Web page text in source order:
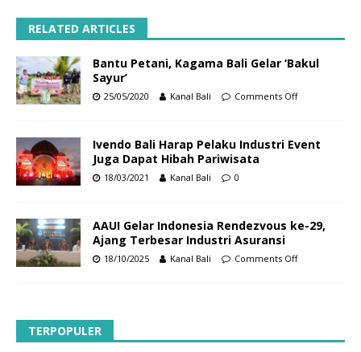
RELATED ARTICLES
Bantu Petani, Kagama Bali Gelar ‘Bakul
Sayur’
25/05/2020 Kanal Bali Comments Off
Ivendo Bali Harap Pelaku Industri Event
Juga Dapat Hibah Pariwisata
18/03/2021 Kanal Bali 0
AAUI Gelar Indonesia Rendezvous ke-29,
Ajang Terbesar Industri Asuransi
18/10/2025 Kanal Bali Comments Off
TERPOPULER